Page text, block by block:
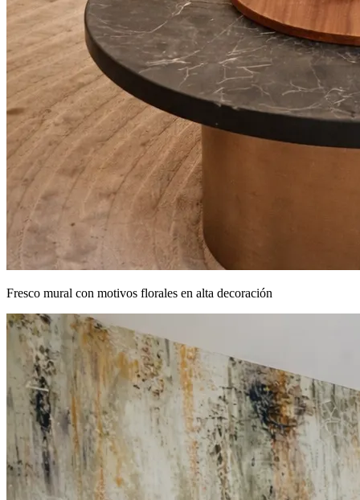
Fresco mural con motivos florales en alta decoración